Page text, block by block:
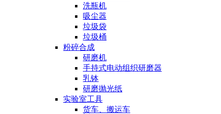
洗瓶机
吸尘器
垃圾袋
垃圾桶
粉碎合成
研磨机
手持式电动组织研磨器
乳钵
研磨抛光纸
实验室工具
货车、搬运车